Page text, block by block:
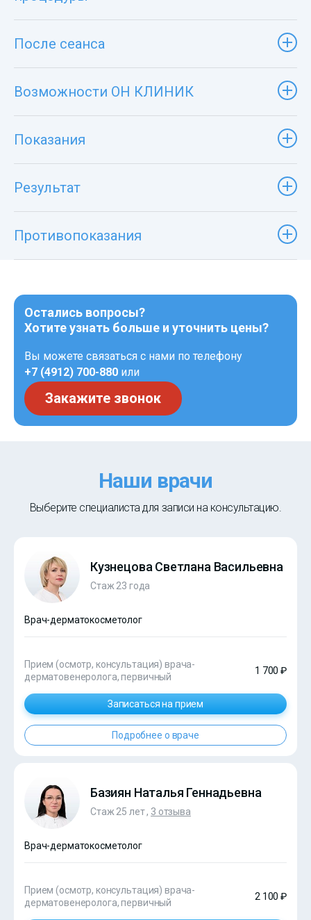
После сеанса
Возможности ОН КЛИНИК
Показания
Результат
Противопоказания
Остались вопросы?
Хотите узнать больше и уточнить цены?
Вы можете связаться с нами по телефону
+7 (4912) 700-880 или
Закажите звонок
Наши врачи
Выберите специалиста для записи на консультацию.
Кузнецова Светлана Васильевна
Стаж 23 года
Врач-дерматокосметолог
Прием (осмотр, консультация) врача-
дерматовенеролога, первичный
1 700 ₽
Записаться на прием
Подробнее о враче
Базиян Наталья Геннадьевна
Стаж 25 лет , 3 отзыва
Врач-дерматокосметолог
Прием (осмотр, консультация) врача-
дерматовенеролога, первичный
2 100 ₽